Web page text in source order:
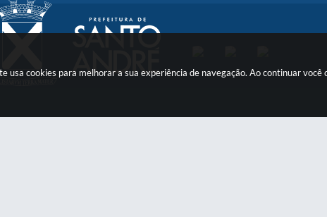
usa cookies para melhorar a sua experiência de navegação. Ao continuar você